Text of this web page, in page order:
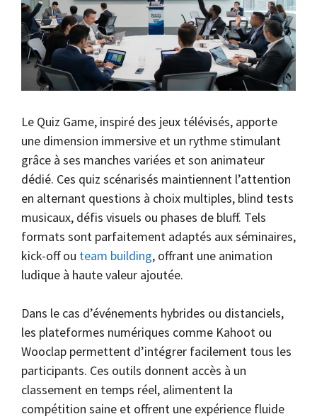
Le Quiz Game, inspiré des jeux télévisés, apporte
une dimension immersive et un rythme stimulant
grâce à ses manches variées et son animateur
dédié. Ces quiz scénarisés maintiennent l’attention
en alternant questions à choix multiples, blind tests
musicaux, défis visuels ou phases de bluff. Tels
formats sont parfaitement adaptés aux séminaires,
kick-off ou team building, offrant une animation
ludique à haute valeur ajoutée.
Dans le cas d’événements hybrides ou distanciels,
les plateformes numériques comme Kahoot ou
Wooclap permettent d’intégrer facilement tous les
participants. Ces outils donnent accès à un
classement en temps réel, alimentent la
compétition saine et offrent une expérience fluide